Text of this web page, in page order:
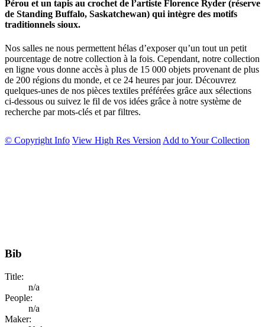
Pérou et un tapis au crochet de l’artiste Florence Ryder (réserve
de Standing Buffalo, Saskatchewan) qui intègre des motifs
traditionnels sioux.
Nos salles ne nous permettent hélas d’exposer qu’un tout un petit
pourcentage de notre collection à la fois. Cependant, notre collection
en ligne vous donne accès à plus de 15 000 objets provenant de plus
de 200 régions du monde, et ce 24 heures par jour. Découvrez
quelques-unes de nos pièces textiles préférées grâce aux sélections
ci-dessous ou suivez le fil de vos idées grâce à notre système de
recherche par mots-clés et par filtres.
© Copyright Info View High Res Version Add to Your Collection
Bib
Title:
n/a
People:
n/a
Maker: